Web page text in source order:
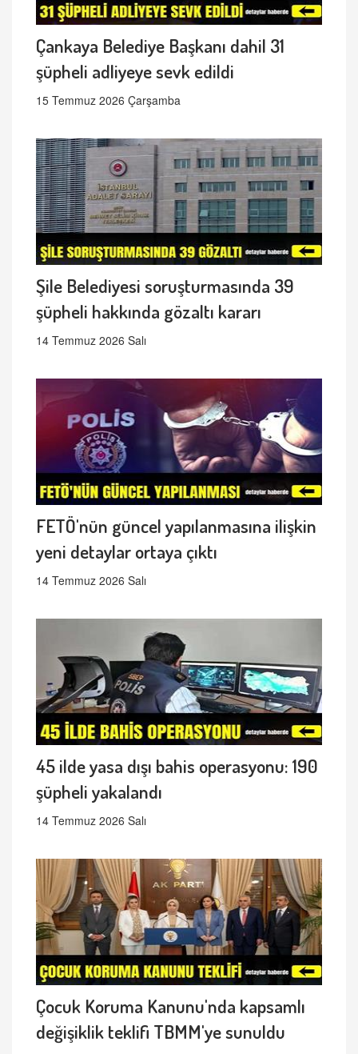
Çankaya Belediye Başkanı dahil 31
şüpheli adliyeye sevk edildi
15 Temmuz 2026 Çarşamba
Şile Belediyesi soruşturmasında 39
şüpheli hakkında gözaltı kararı
14 Temmuz 2026 Salı
FETÖ'nün güncel yapılanmasına ilişkin
yeni detaylar ortaya çıktı
14 Temmuz 2026 Salı
45 ilde yasa dışı bahis operasyonu: 190
şüpheli yakalandı
14 Temmuz 2026 Salı
Çocuk Koruma Kanunu'nda kapsamlı
değişiklik teklifi TBMM'ye sunuldu